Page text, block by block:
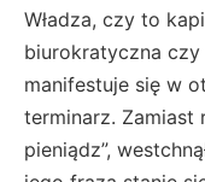
Władza, czy to
biurokratyczna
manifestuje się w
terminarz. Zamiast
pieniądz”,